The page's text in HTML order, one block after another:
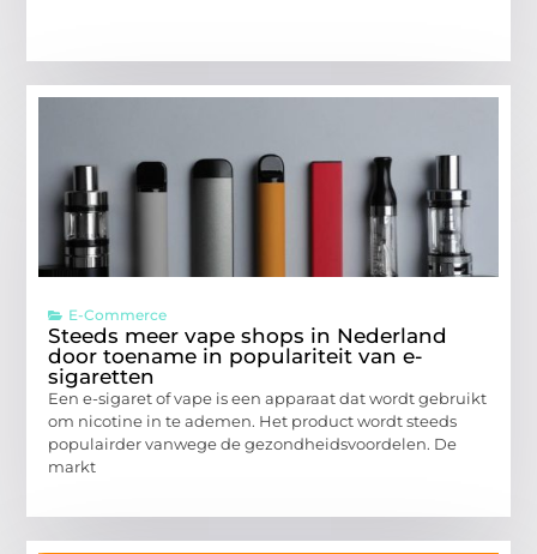
E-Commerce
Steeds meer vape shops in Nederland
door toename in populariteit van e-
sigaretten
Een e-sigaret of vape is een apparaat dat wordt gebruikt
om nicotine in te ademen. Het product wordt steeds
populairder vanwege de gezondheidsvoordelen. De
markt